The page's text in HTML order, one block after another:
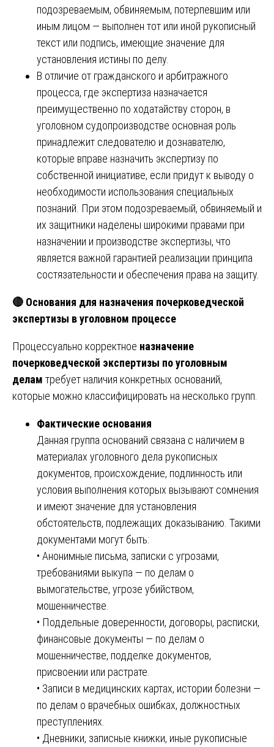
подозреваемым, обвиняемым, потерпевшим или
иным лицом — выполнен тот или иной рукописный
текст или подпись, имеющие значение для
установления истины по делу.
В отличие от гражданского и арбитражного
процесса, где экспертиза назначается
преимущественно по ходатайству сторон, в
уголовном судопроизводстве основная роль
принадлежит следователю и дознавателю,
которые вправе назначить экспертизу по
собственной инициативе, если придут к выводу о
необходимости использования специальных
познаний. При этом подозреваемый, обвиняемый и
их защитники наделены широкими правами при
назначении и производстве экспертизы, что
является важной гарантией реализации принципа
состязательности и обеспечения права на защиту.
🔴 Основания для назначения почерковедческой
экспертизы в уголовном процессе
Процессуально корректное назначение
почерковедческой экспертизы по уголовным
делам требует наличия конкретных оснований,
которые можно классифицировать на несколько групп.
Фактические основания
Данная группа оснований связана с наличием в
материалах уголовного дела рукописных
документов, происхождение, подлинность или
условия выполнения которых вызывают сомнения
и имеют значение для установления
обстоятельств, подлежащих доказыванию. Такими
документами могут быть:
• Анонимные письма, записки с угрозами,
требованиями выкупа — по делам о
вымогательстве, угрозе убийством,
мошенничестве.
• Поддельные доверенности, договоры, расписки,
финансовые документы — по делам о
мошенничестве, подделке документов,
присвоении или растрате.
• Записи в медицинских картах, истории болезни —
по делам о врачебных ошибках, должностных
преступлениях.
• Дневники, записные книжки, иные рукописные